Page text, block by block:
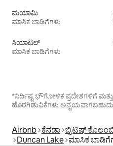
ಮಯಾಮಿ
ಮಾಸಿಕ ಬಾಡಿಗೆಗಳು
ಸಿಯಾಟಲ್
ಮಾಸಿಕ ಬಾಡಿಗೆಗಳು
*ನಿರ್ದಿಷ್ಟ ಭೌಗೋಳಿಕ ಪ್ರದೇಶಗಳಿಗೆ ಮತ್ತು
ಹೊರಗಿಡುವಿಕೆಗಳು
Airbnb ಕೆನಡಾ ಬ್ರಿಟಿಷ್
Duncan Lake ಮಾಸಿಕ